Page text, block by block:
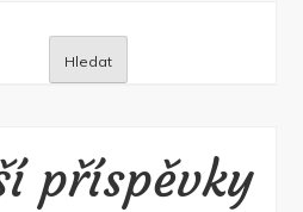
Hledat
příspěvky